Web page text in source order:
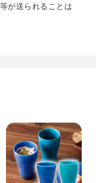
が送られることは